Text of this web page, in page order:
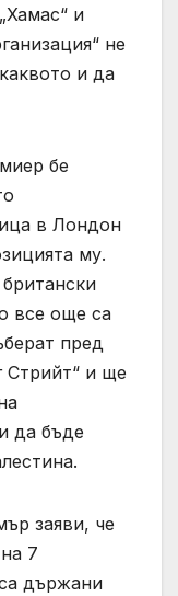
и
не
и да
бе
в Лондон
му.
все още са
пред
Стрийт“ и ще
да бъде
заяви, че
7
държани